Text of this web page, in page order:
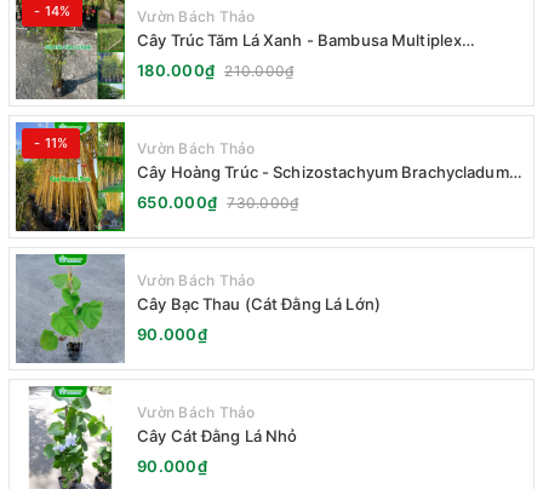
- 14% Vườn Bách Thảo
Cây Trúc Tăm Lá Xanh - Bambusa Multiplex
Fernleaf
180.000₫ 210.000₫
- 11% Vườn Bách Thảo
Cây Hoàng Trúc - Schizostachyum Brachycladum
Yello
650.000₫ 730.000₫
Vườn Bách Thảo
Cây Bạc Thau (Cát Đằng Lá Lớn)
90.000₫
Vườn Bách Thảo
Cây Cát Đằng Lá Nhỏ
90.000₫